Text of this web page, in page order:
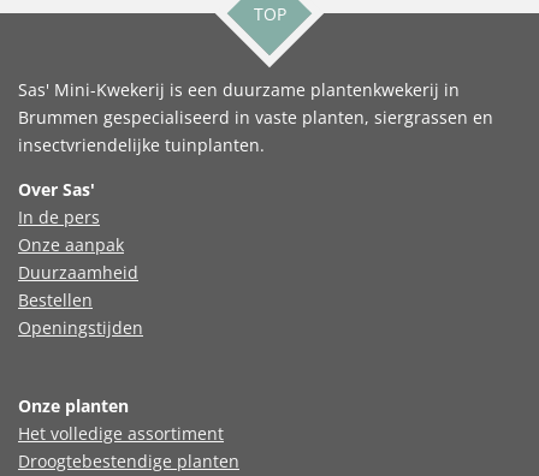
TOP
Sas' Mini-Kwekerij is een duurzame plantenkwekerij in
Brummen gespecialiseerd in vaste planten, siergrassen en
insectvriendelijke tuinplanten.
Over Sas'
In de pers
Onze aanpak
Duurzaamheid
Bestellen
Openingstijden
Onze planten
Het volledige assortiment
Droogtebestendige planten